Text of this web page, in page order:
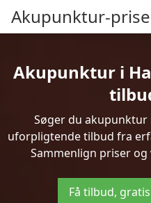
Akupunktur-
Akupunktur i
Søger du akupunktur
uforpligtende tilbud fra
Sammenlign priser
Få tilbud,